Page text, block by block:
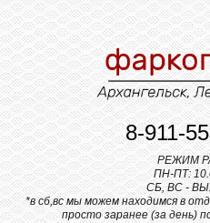
8-911-
РЕЖИМ
ПН-ПТ:
СБ, ВС -
*в сб,вс мы можем находимся в
просто заранее (за день)